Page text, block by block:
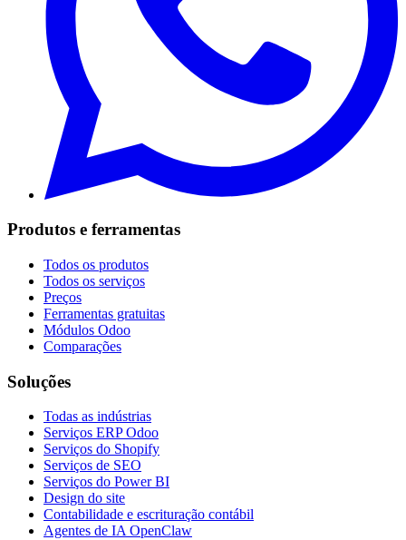
Produtos e ferramentas
Todos os produtos
Todos os serviços
Preços
Ferramentas gratuitas
Módulos Odoo
Comparações
Soluções
Todas as indústrias
Serviços ERP Odoo
Serviços do Shopify
Serviços de SEO
Serviços do Power BI
Design do site
Contabilidade e escrituração contábil
Agentes de IA OpenClaw